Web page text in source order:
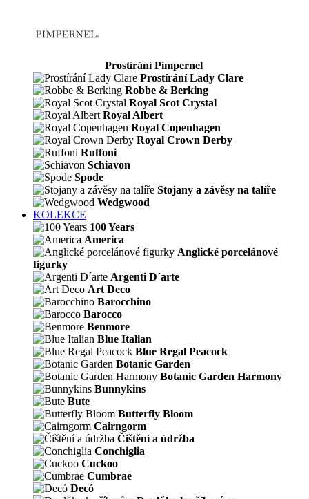
Prostírání Pimpernel
Prostírání Lady Clare
Robbe & Berking
Royal Scot Crystal
Royal Albert
Royal Copenhagen
Royal Crown Derby
Ruffoni
Schiavon
Spode
Stojany a závěsy na talíře
Wedgwood
KOLEKCE
100 Years
America
Anglické porcelánové
figurky
Argenti D´arte
Art Deco
Barocchino
Barocco
Benmore
Blue Italian
Blue Regal Peacock
Botanic Garden
Botanic Garden Harmony
Bunnykins
Bute
Butterfly Bloom
Cairngorm
Čištění a údržba
Conchiglia
Cuckoo
Cumbrae
Decó